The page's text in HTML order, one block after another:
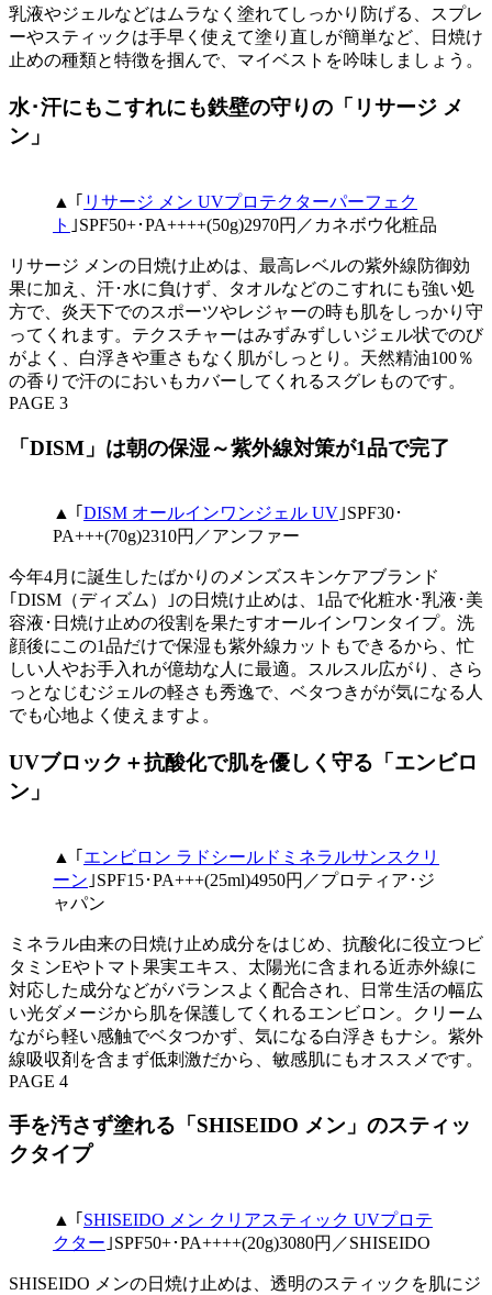
乳液やジェルなどはムラなく塗れてしっかり防げる、スプレ
ーやスティックは手早く使えて塗り直しが簡単など、日焼け
止めの種類と特徴を掴んで、マイベストを吟味しましょう。
水･汗にもこすれにも鉄壁の守りの「リサージ メ
ン」
▲ ｢ リサージ メン UVプロテクターパーフェク
ト ｣SPF50+･PA++++(50g)2970円／カネボウ化粧品
リサージ メンの日焼け止めは、最高レベルの紫外線防御効
果に加え、汗･水に負けず、タオルなどのこすれにも強い処
方で、炎天下でのスポーツやレジャーの時も肌をしっかり守
ってくれます。テクスチャーはみずみずしいジェル状でのび
がよく、白浮きや重さもなく肌がしっとり。天然精油100％
の香りで汗のにおいもカバーしてくれるスグレものです。
PAGE 3
「DISM」は朝の保湿～紫外線対策が1品で完了
▲ ｢ DISM オールインワンジェル UV ｣SPF30･
PA+++(70g)2310円／アンファー
今年4月に誕生したばかりのメンズスキンケアブランド
｢DISM（ディズム）｣の日焼け止めは、1品で化粧水･乳液･美
容液･日焼け止めの役割を果たすオールインワンタイプ。洗
顔後にこの1品だけで保湿も紫外線カットもできるから、忙
しい人やお手入れが億劫な人に最適。スルスル広がり、さら
っとなじむジェルの軽さも秀逸で、ベタつきがが気になる人
でも心地よく使えますよ。
UVブロック＋抗酸化で肌を優しく守る「エンビロ
ン」
▲ ｢ エンビロン ラドシールドミネラルサンスクリ
ーン ｣SPF15･PA+++(25ml)4950円／プロティア･ジ
ャパン
ミネラル由来の日焼け止め成分をはじめ、抗酸化に役立つビ
タミンEやトマト果実エキス、太陽光に含まれる近赤外線に
対応した成分などがバランスよく配合され、日常生活の幅広
い光ダメージから肌を保護してくれるエンビロン。クリーム
ながら軽い感触でベタつかず、気になる白浮きもナシ。紫外
線吸収剤を含まず低刺激だから、敏感肌にもオススメです。
PAGE 4
手を汚さず塗れる「SHISEIDO メン」のスティッ
クタイプ
▲ ｢ SHISEIDO メン クリアスティック UVプロテ
クター ｣SPF50+･PA++++(20g)3080円／SHISEIDO
SHISEIDO メンの日焼け止めは、透明のスティックを肌にジ